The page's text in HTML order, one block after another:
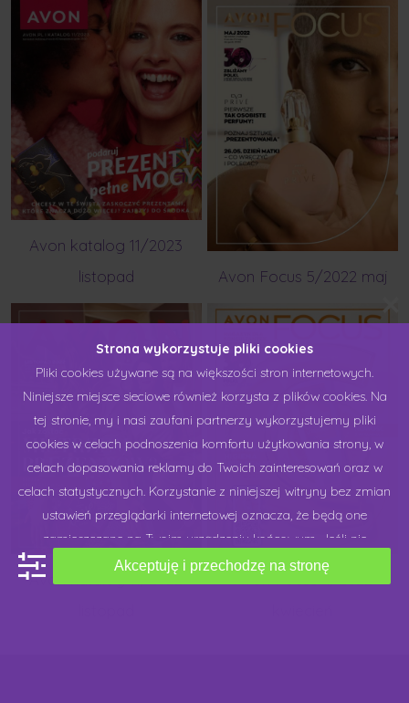
Avon katalog 11/2023
listopad
Avon katalog 11/2022
Avon Focus 5/2022 maj
Avon Focus 4/2022
Strona wykorzystuje pliki cookies
Pliki cookies używane są na większości stron internetowych.
Niniejsze miejsce sieciowe również korzysta z plików cookies. Na
tej stronie, my i nasi zaufani partnerzy wykorzystujemy pliki
cookies w celach podnoszenia komfortu użytkowania strony, w
celach dopasowania reklamy do Twoich zainteresowań oraz w
celach statystycznych. Korzystanie z niniejszej witryny bez zmian
ustawień przeglądarki internetowej oznacza, że będą one
zamieszczane na Twoim urządzeniu końcowym. Jeśli nie
zgadzasz się na stosowanie plików cookies przez niniejsze
miejsce sieciowe, możesz dokonać zmiany "ustawień cookies",
Akceptuję i przechodzę na stronę